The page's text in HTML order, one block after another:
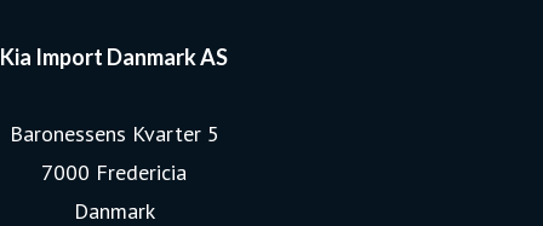
Kia Import Danmark AS
Baronessens Kvarter 5
7000 Fredericia
Danmark